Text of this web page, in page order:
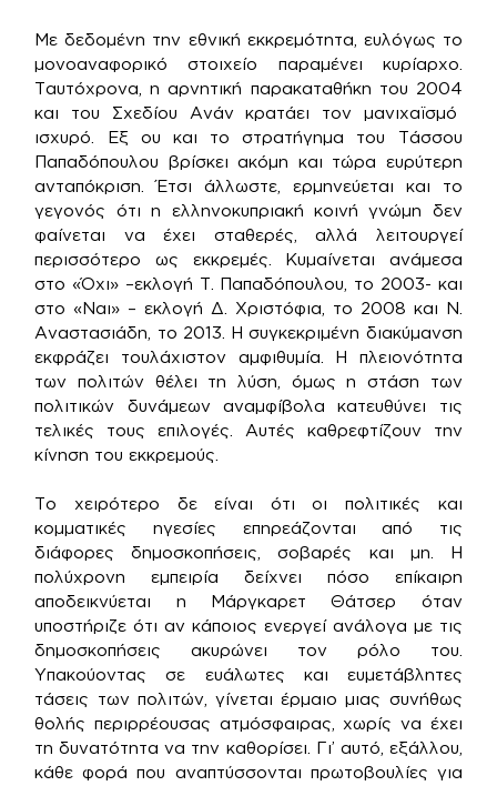
Με δεδομένη την εθνική εκκρεμότητα, ευλόγως το
μονοαναφορικό στοιχείο παραμένει κυρίαρχο.
Ταυτόχρονα, η αρνητική παρακαταθήκη του 2004
και του Σχεδίου Ανάν κρατάει τον μανιχαϊσμό
ισχυρό. Εξ ου και το στρατήγημα του Τάσσου
Παπαδόπουλου βρίσκει ακόμη και τώρα ευρύτερη
ανταπόκριση. Έτσι άλλωστε, ερμηνεύεται και το
γεγονός ότι η ελληνοκυπριακή κοινή γνώμη δεν
φαίνεται να έχει σταθερές, αλλά λειτουργεί
περισσότερο ως εκκρεμές. Κυμαίνεται ανάμεσα
στο «Όχι» –εκλογή Τ. Παπαδόπουλου, το 2003- και
στο «Ναι» – εκλογή Δ. Χριστόφια, το 2008 και Ν.
Αναστασιάδη, το 2013. Η συγκεκριμένη διακύμανση
εκφράζει τουλάχιστον αμφιθυμία. Η πλειονότητα
των πολιτών θέλει τη λύση, όμως η στάση των
πολιτικών δυνάμεων αναμφίβολα κατευθύνει τις
τελικές τους επιλογές. Αυτές καθρεφτίζουν την
κίνηση του εκκρεμούς.
Το χειρότερο δε είναι ότι οι πολιτικές και
κομματικές ηγεσίες επηρεάζονται από τις
διάφορες δημοσκοπήσεις, σοβαρές και μη. Η
πολύχρονη εμπειρία δείχνει πόσο επίκαιρη
αποδεικνύεται η Μάργκαρετ Θάτσερ όταν
υποστήριζε ότι αν κάποιος ενεργεί ανάλογα με τις
δημοσκοπήσεις ακυρώνει τον ρόλο του.
Υπακούοντας σε ευάλωτες και ευμετάβλητες
τάσεις των πολιτών, γίνεται έρμαιο μιας συνήθως
θολής περιρρέουσας ατμόσφαιρας, χωρίς να έχει
τη δυνατότητα να την καθορίσει. Γι’ αυτό, εξάλλου,
κάθε φορά που αναπτύσσονται πρωτοβουλίες για